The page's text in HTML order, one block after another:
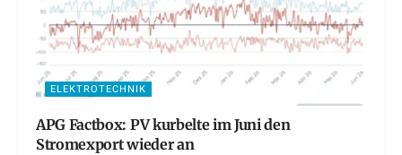
ELEKTROTECHNIK
APG Factbox: PV kurbelte im Juni den
Stromexport wieder an